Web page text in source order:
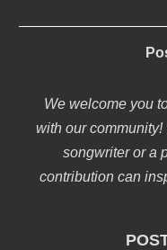
We welcome you
with our community!
songwriter or a
contribution can